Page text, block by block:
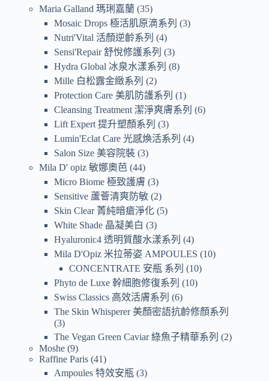
Maria Galland 瑪琍嘉蘭 35
Mosaic Drops 極活肌原滴系列
3
Nutri'Vital 活顏逆齡系列
4
Sensi'Repair 舒悅修護系列
3
Hydra Global 冰泉水漾系列
8
Mille 白松露金緻系列
2
Protection Care 美肌防護系列
1
Cleansing Treatment 潔淨爽膚系列
6
Lift Expert 提升塑顏系列
3
Lumin'Eclat Care 光感煥活系列
4
Salon Size 美容院裝 3
Mila D' opiz 敏娜奧芭 44
Micro Biome 極致護膚 3
Sensitive 蘆薈清爽防敏 2
Skin Clear 菁純暗瘡淨化 5
White Shade 晶凝美白
3
Hyaluronic4 透明質酸水漾系列
4
Mila D'Opiz 米拉蒂姿 AMPOULES
10
CONCENTRATE 安瓶 系列
10
Phyto de Luxe 幹細胞修復系列
10
Swiss Classics 高效活膚系列
6
The Skin Whisperer 美顏密語抗齡修顏系列
3
The Vegan Green Caviar 綠魚子精華系列
2
Moshe 9
Raffine Paris 41
Ampoules 特效安瓶 3